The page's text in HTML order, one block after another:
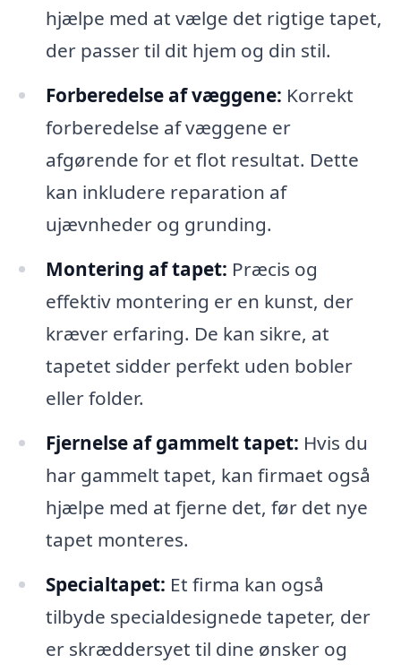
hjælpe med at vælge det rigtige tapet,
der passer til dit hjem og din stil.
Forberedelse af væggene: Korrekt
forberedelse af væggene er
afgørende for et flot resultat. Dette
kan inkludere reparation af
ujævnheder og grunding.
Montering af tapet: Præcis og
effektiv montering er en kunst, der
kræver erfaring. De kan sikre, at
tapetet sidder perfekt uden bobler
eller folder.
Fjernelse af gammelt tapet: Hvis du
har gammelt tapet, kan firmaet også
hjælpe med at fjerne det, før det nye
tapet monteres.
Specialtapet: Et firma kan også
tilbyde specialdesignede tapeter, der
er skræddersyet til dine ønsker og